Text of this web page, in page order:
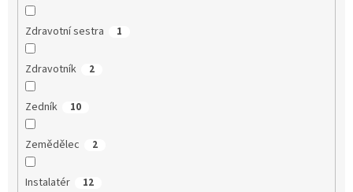
Zdravotní sestra 1
Zdravotník 2
Zedník 10
Zemědělec 2
Instalatér 12